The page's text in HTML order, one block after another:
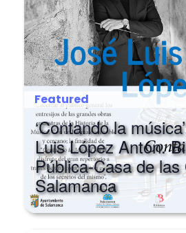
Featured
‘Contando la
Luis López Antón.
Pública-Casa de
Salamanca